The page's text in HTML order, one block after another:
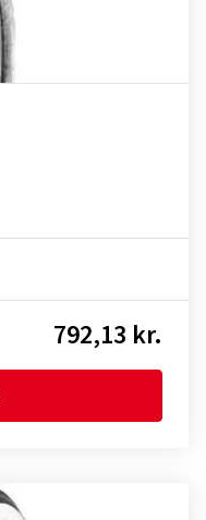
792,13 kr.